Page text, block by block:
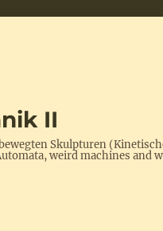
II
Skulpturen
weird machines and